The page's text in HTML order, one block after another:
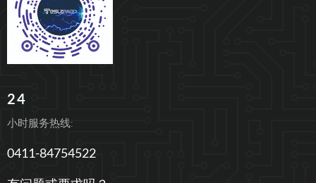
24
小时服务热线:
0411-84754522